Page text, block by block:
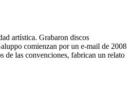
artística. Grabaron discos
comienzan por un e-mail de 2008
de las convenciones, fabrican un relato